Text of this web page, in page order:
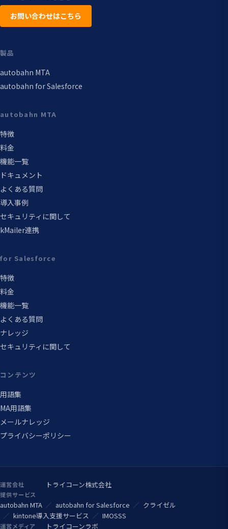
お問い合わせはこちら
製品
autobahn MTA
autobahn for Salesforce
autobahn MTA
特徴
料金
機能一覧
ドキュメント
よくある質問
導入事例
セキュリティに関して
kMailer連携
for Salesforce
特徴
料金
機能一覧
よくある質問
ナレッジ
セキュリティに関して
コンテンツ
用語集
MA用語集
メールナレッジ
プライバシーポリシー
運営会社 トライコーン株式会社
提供サービス
autobahn MTA autobahn for Salesforce
クライゼル
kintone導入支援サービス
IMOSSS
運営メディア トライコーンラボ